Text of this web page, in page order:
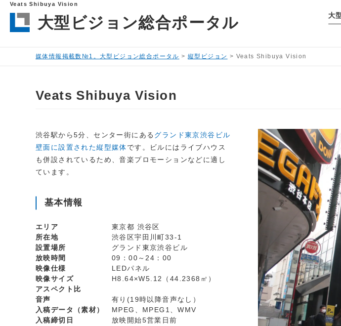
Veats Shibuya Vision
大型ビジョン総合ポータル 大
媒体情報掲載数№1。大型ビジョン総合ポータル >縦型ビジョン > Veats Shibuya Vision
Veats Shibuya Vision
渋谷駅から5分、センター街にある グランド東京渋谷ビル
壁面に設置された縦型媒体です。ビルにはライブハウス
も併設されているため、音楽プロモーションなどに適し
ています。
基本情報
エリア
東京都 渋谷区
所在地
渋谷区宇田川町33-1
設置場所
グランド東京渋谷ビル
放映時間
09：00～24：00
映像仕様
LEDパネル
映像サイズ
H8.64×W5.12（44.2368㎡）
アスペクト比
音声
有り(19時以降音声なし）
入稿データ（素材）
MPEG、MPEG1、WMV
入稿締切日
放映開始5営業日前